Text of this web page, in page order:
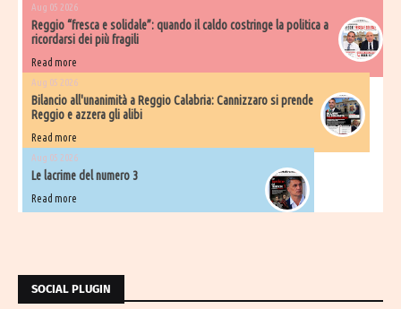
Aug 05 2026
Reggio “fresca e solidale”: quando il caldo costringe la politica a
ricordarsi dei più fragili
Read more
Aug 05 2026
Bilancio all'unanimità a Reggio Calabria: Cannizzaro si prende
Reggio e azzera gli alibi
Read more
Aug 05 2026
Le lacrime del numero 3
Read more
SOCIAL PLUGIN